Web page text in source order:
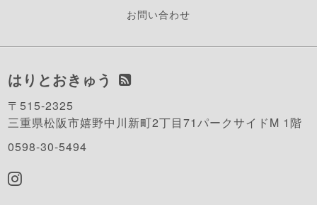
お問い合わせ
はりとおきゅう
〒515-2325
三重県松阪市嬉野中川新町2丁目71パークサイドM 1階
0598-30-5494